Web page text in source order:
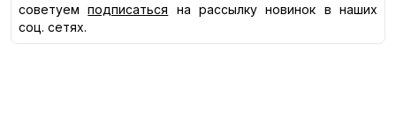
советуем
подписаться
на рассылку новинок в наших
соц. сетях.